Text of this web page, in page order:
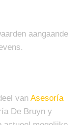
aangaande
van Asesoría
De Bruyn y